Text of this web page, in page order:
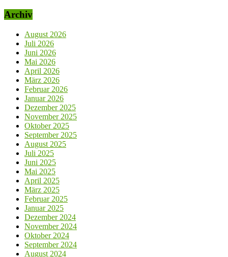
Archiv
August 2026
Juli 2026
Juni 2026
Mai 2026
April 2026
März 2026
Februar 2026
Januar 2026
Dezember 2025
November 2025
Oktober 2025
September 2025
August 2025
Juli 2025
Juni 2025
Mai 2025
April 2025
März 2025
Februar 2025
Januar 2025
Dezember 2024
November 2024
Oktober 2024
September 2024
August 2024